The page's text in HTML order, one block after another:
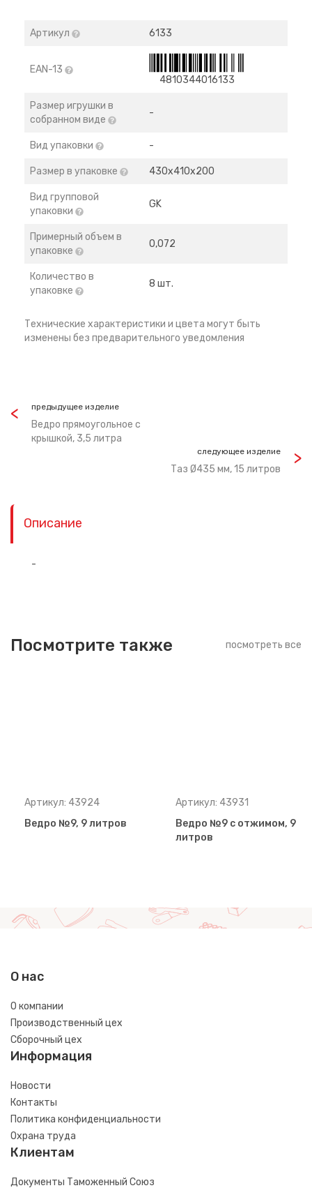
Артикул 6133
EAN-13
4810344016133
Размер игрушки в
собранном виде
-
Вид упаковки -
Размер в упаковке 430х410х200
Вид групповой
упаковки
GK
Примерный объем в
упаковке
0,072
Количество в
упаковке
8 шт.
Технические характеристики и цвета могут быть
изменены без предварительного уведомления
предыдущее изделие
Ведро прямоугольное с
крышкой, 3,5 литра
следующее изделие
Таз Ø435 мм, 15 литров
Описание
-
Посмотрите также посмотреть все
Артикул: 43924
Ведро №9, 9 литров
Артикул: 43931
Ведро №9 с отжимом, 9
литров
О нас
О компании
Производственный цех
Сборочный цех
Информация
Новости
Контакты
Политика конфиденциальности
Охрана труда
Клиентам
Документы Таможенный Союз